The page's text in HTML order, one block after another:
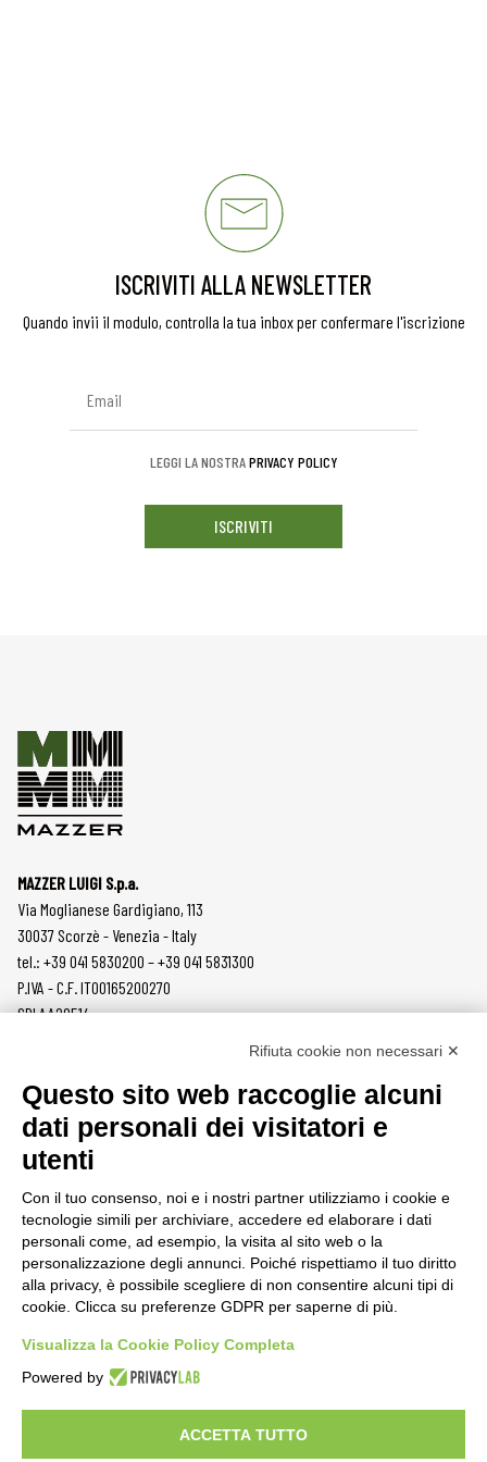
ISCRIVITI ALLA NEWSLETTER
Quando invii il modulo, controlla la tua inbox per confermare l'iscrizione
LEGGI LA NOSTRAPRIVACY POLICY
ISCRIVITI
MAZZER LUIGI S.p.a.
Via Moglianese Gardigiano, 113
30037 Scorzè - Venezia - Italy
tel.: +39 041 5830200 – +39 041 5831300
P.IVA - C.F. IT00165200270
SDI AA2O514
MACINACAFFÈ
ON DEMAND
DOSATORI
MACINE
ACCESSORI
AZIENDA
NEWS
PRIVACY POLICY
SEGNALAZIONI
AREA CLIENTI
CONDIZIONI DI VENDITA
RAEE
Rifiuta cookie non necessari ✕
Questo sito web raccoglie alcuni
dati personali dei visitatori e
utenti
Con il tuo consenso, noi e i nostri partner utilizziamo i cookie e
tecnologie simili per archiviare, accedere ed elaborare i dati
personali come, ad esempio, la visita al sito web o la
personalizzazione degli annunci. Poiché rispettiamo il tuo diritto
alla privacy, è possibile scegliere di non consentire alcuni tipi di
cookie. Clicca su preferenze GDPR per saperne di più.
Visualizza la Cookie Policy Completa
Powered by
ACCETTA TUTTO